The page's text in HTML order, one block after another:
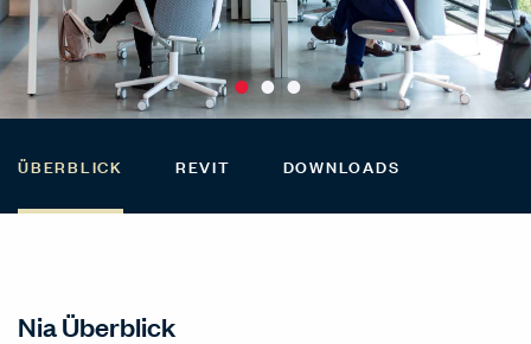
ÜBERBLICK REVIT DOWNLOADS
Nia Überblick